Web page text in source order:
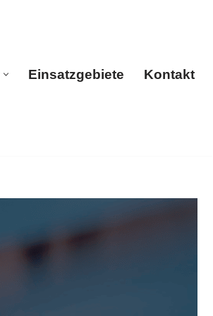
Einsatzgebiete Kontakt